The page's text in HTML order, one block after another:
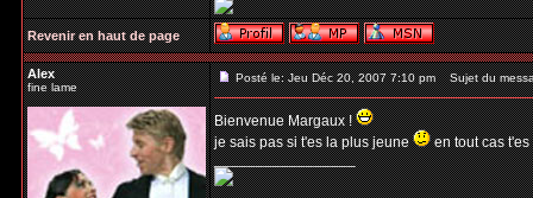
Revenir en haut de page
Alex
fine lame
Posté le: Jeu Déc 20, 2007 7:10 pm Sujet du
Bienvenue Margaux !
je sais pas si t'es la plus jeune
en tout cas
_________________